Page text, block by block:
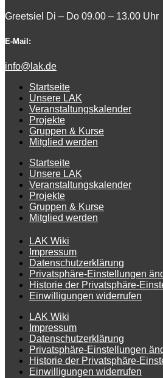
Greetsiel Di – Do 09.00 – 13.00 Uhr
E-Mail:
info@lak.de
Startseite
Unsere LAK
Veranstaltungskalender
Projekte
Gruppen & Kurse
Mitglied werden
Startseite
Unsere LAK
Veranstaltungskalender
Projekte
Gruppen & Kurse
Mitglied werden
LAK Wiki
Impressum
Datenschutzerklärung
Privatsphäre-Einstellungen
Historie der Privatsphäre-
Einwilligungen widerrufen
LAK Wiki
Impressum
Datenschutzerklärung
Privatsphäre-Einstellungen
Historie der Privatsphäre-
Einwilligungen widerrufen